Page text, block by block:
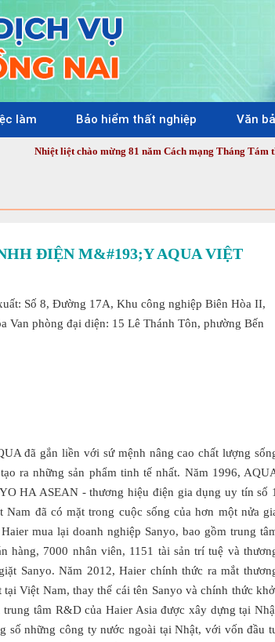
làm Bảo hiểm thất nghiệp Văn
liệt chào mừng 81 năm Cách mạng Tháng Tám thành
ĐIỆN M&#193;Y AQUA VIỆT
Số 8, Đường 17A, Khu công nghiệp Biên Hòa II,
Van phòng đại diện: 15 Lê Thánh Tôn, phường Bến
đã gắn liền với sứ mệnh nâng cao chất lượng
ra những sản phẩm tinh tế nhất. Năm 1996,
HA ASEAN - thương hiệu điện gia dụng uy tín số 1
đã có mặt trong cuộc sống của hơn một nửa
mua lại doanh nghiệp Sanyo, bao gồm trung
hàng, 7000 nhân viên, 1151 tài sản trí tuệ và
Sanyo. Năm 2012, Haier chính thức ra mắt
Việt Nam, thay thế cái tên Sanyo và chính thức
tâm R&D của Haier Asia được xây dựng tại
số những công ty nước ngoài tại Nhật, với vốn đầu